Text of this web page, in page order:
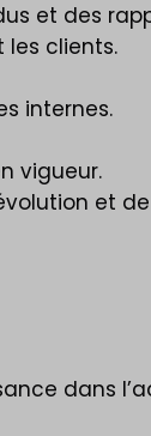
et des
clients.
internes.
vigueur.
et
dans